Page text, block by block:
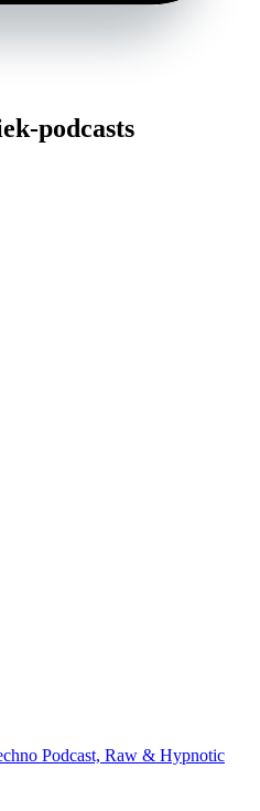
podcasts
Podcast, Raw & Hypnotic